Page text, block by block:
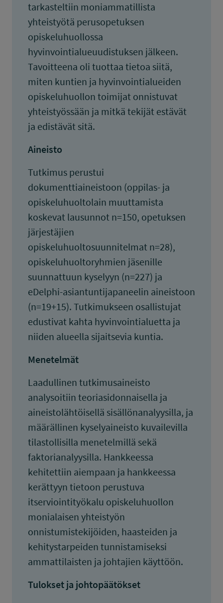
tarkasteltiin moniammatillista
yhteistyötä perusopetuksen
opiskeluhuollossa
hyvinvointialueuudistuksen jälkeen.
Tavoitteena oli tuottaa tietoa siitä,
miten kuntien ja hyvinvointialueiden
opiskeluhuollon toimijat onnistuvat
yhteistyössään ja mitkä tekijät estävät
ja edistävät sitä.
Aineisto
Tutkimus perustui
dokumenttiaineistoon (oppilas- ja
opiskeluhuoltolain muuttamista
koskevat lausunnot n=150, opetuksen
järjestäjien
opiskeluhuoltosuunnitelmat n=28),
opiskeluhuoltoryhmien jäsenille
suunnattuun kyselyyn (n=227) ja
eDelphi-asiantuntijapaneelin aineistoon
(n=19+15). Tutkimukseen osallistujat
edustivat kahta hyvinvointialuetta ja
niiden alueella sijaitsevia kuntia.
Menetelmät
Laadullinen tutkimusaineisto
analysoitiin teoriasidonnaisella ja
aineistolähtöisellä sisällönanalyysilla, ja
määrällinen kyselyaineisto kuvailevilla
tilastollisilla menetelmillä sekä
faktorianalyysilla. Hankkeessa
kehitettiin aiempaan ja hankkeessa
kerättyyn tietoon perustuva
itserviointityökalu opiskeluhuollon
monialaisen yhteistyön
onnistumistekijöiden, haasteiden ja
kehitystarpeiden tunnistamiseksi
ammattilaisten ja johtajien käyttöön.
Tulokset ja johtopäätökset